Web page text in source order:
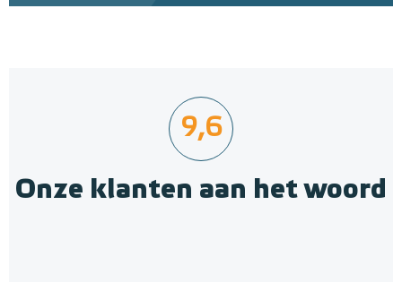
9,6
Onze klanten aan het woord